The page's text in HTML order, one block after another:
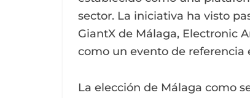
sector. La iniciativa ha visto
GiantX de Málaga, Electronic
como un evento de
La elección de Málaga como